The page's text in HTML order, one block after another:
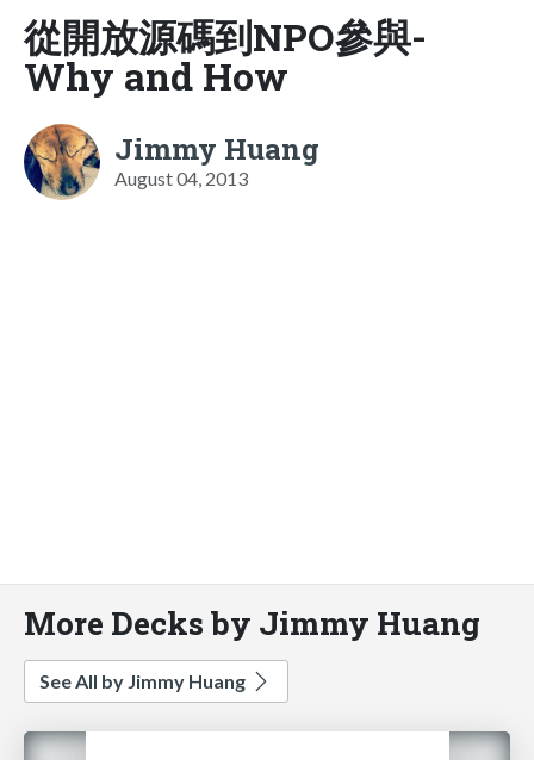
從開放源碼到NPO參與-
Why and How
Jimmy Huang
August 04, 2013
More Decks by Jimmy Huang
See All by Jimmy Huang